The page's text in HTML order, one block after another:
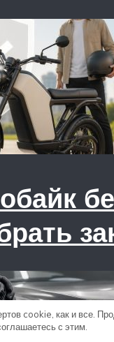
cookie, как и все.
с этим.